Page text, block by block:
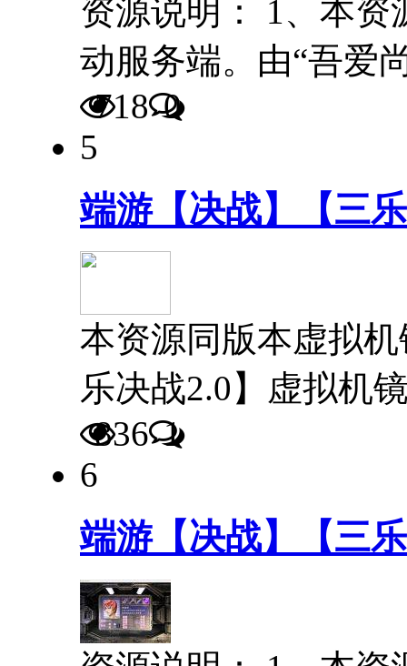
资源说明： 1、本
动服务端。由“吾爱
718 0
5
端游【决战】【三
本资源同版本虚拟
乐决战2.0】虚拟机
836 1
6
端游【决战】【三